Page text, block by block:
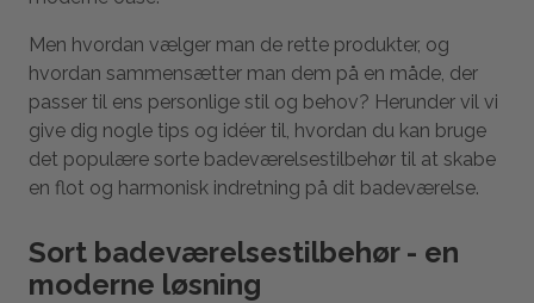
Men hvordan vælger man de rette produkter, og
hvordan sammensætter man dem på en måde, der
passer til ens personlige stil og behov? Herunder vil vi
give dig nogle tips og idéer til, hvordan du kan bruge
det populære sorte badeværelsestilbehør til at skabe
en flot og harmonisk indretning på dit badeværelse.
Sort badeværelsestilbehør - en
moderne løsning